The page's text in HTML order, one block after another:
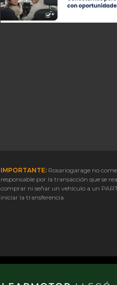
IMPORTANTE:Rosariogarage no
responsable por la transacción que se
comprar ni señar un vehículo a un
iniciar la transferencia.